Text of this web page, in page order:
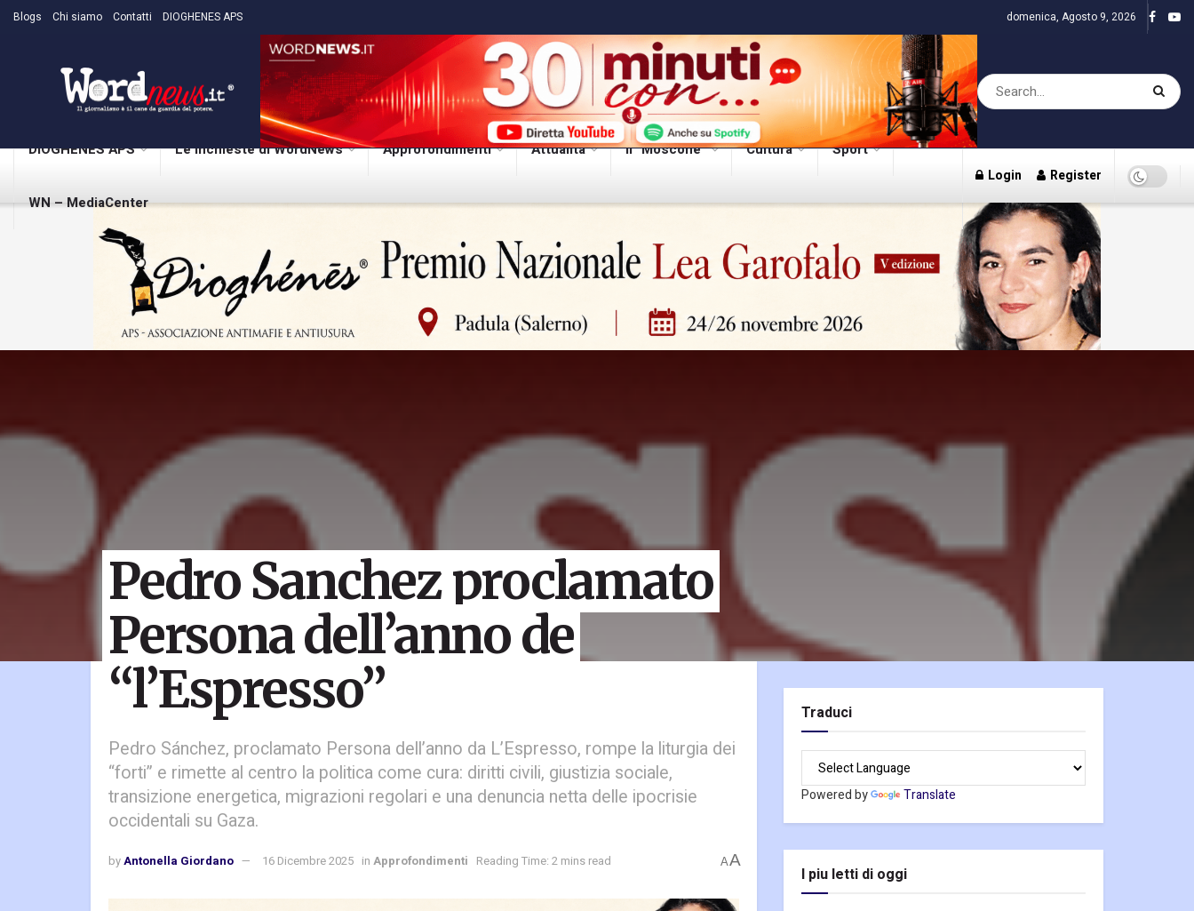
Blogs Chi siamo Contatti DIOGHENES APS domenica, Agosto 9, 2026
DIOGHENES APS Le inchieste di WordNews Approfondimenti Attualità Il “Moscone” Cultura Sport
WN – MediaCenter
Login Register
Pedro Sanchez proclamato
Persona dell’anno de
“l’Espresso”
Pedro Sánchez, proclamato Persona dell’anno da L’Espresso, rompe la liturgia dei
“forti” e rimette al centro la politica come cura: diritti civili, giustizia sociale,
transizione energetica, migrazioni regolari e una denuncia netta delle ipocrisie
occidentali su Gaza.
byAntonella Giordano 16 Dicembre 2025 in Approfondimenti Reading Time: 2 mins read AA
Traduci
Powered by Translate
I piu letti di oggi